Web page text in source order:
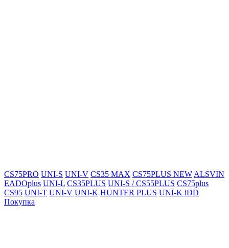
CS75PRO UNI-S UNI-V CS35 MAX CS75PLUS NEW ALSVIN
EADOplus UNI-L CS35PLUS UNI-S / CS55PLUS CS75plus
CS95 UNI-T UNI-V UNI-K HUNTER PLUS UNI-K iDD
Покупка